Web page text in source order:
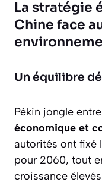
La stratégie
Chine face
Un équilibre
Pékin jongle entre
économique et
autorités ont fixé
pour 2060, tout
croissance